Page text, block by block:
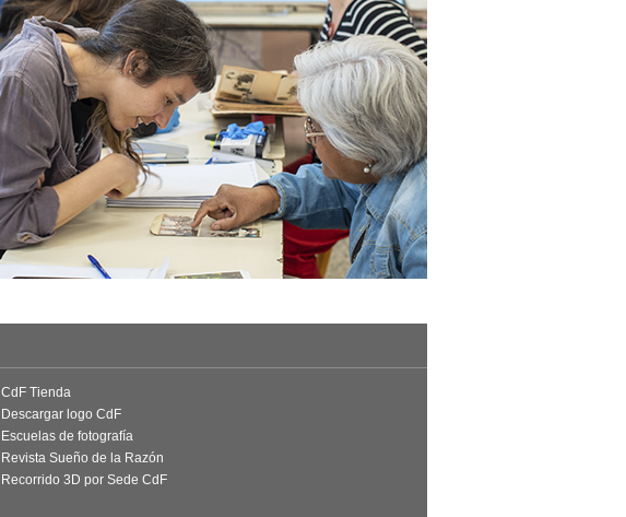
CdF Tienda
Descargar logo CdF
Escuelas de fotografía
Revista Sueño de la Razón
Recorrido 3D por Sede CdF